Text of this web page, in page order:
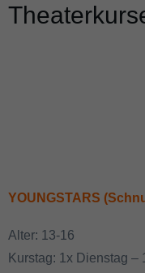
YOUNGSTARS
Alter: 13-16
Kurstag: 1x Dienstag –